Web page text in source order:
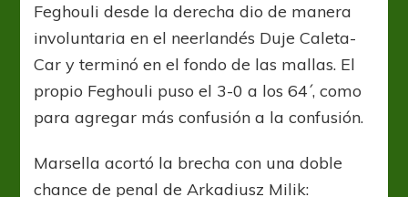
Feghouli desde la derecha dio de manera
involuntaria en el neerlandés Duje Caleta-
Car y terminó en el fondo de las mallas. El
propio Feghouli puso el 3-0 a los 64´, como
para agregar más confusión a la confusión.
Marsella acortó la brecha con una doble
chance de penal de Arkadiusz Milik: